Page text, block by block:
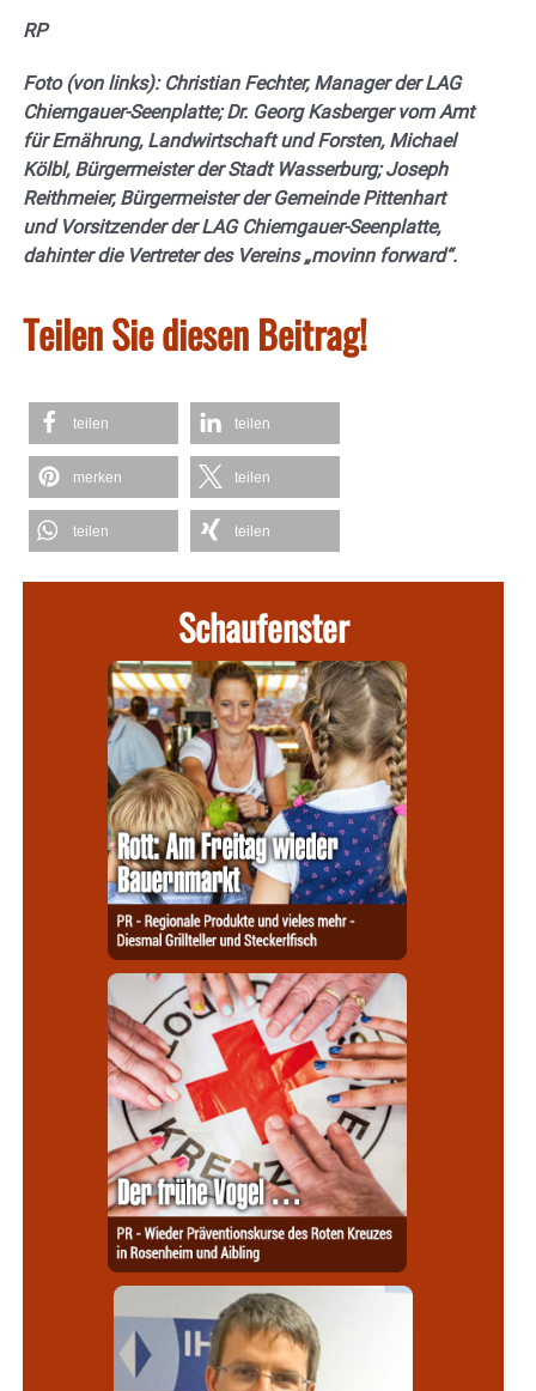
RP
Foto (von links): Christian Fechter, Manager der LAG
Chiemgauer-Seenplatte; Dr. Georg Kasberger vom Amt
für Ernährung, Landwirtschaft und Forsten, Michael
Kölbl, Bürgermeister der Stadt Wasserburg; Joseph
Reithmeier, Bürgermeister der Gemeinde Pittenhart
und Vorsitzender der LAG Chiemgauer-Seenplatte,
dahinter die Vertreter des Vereins „movinn forward“.
Teilen Sie diesen Beitrag!
teilen teilen
merken teilen
teilen teilen
Schaufenster